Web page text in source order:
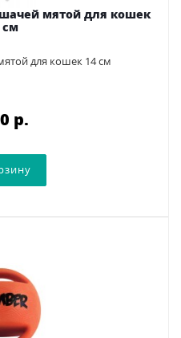
мятой для кошек
см
для кошек 14 см
p.